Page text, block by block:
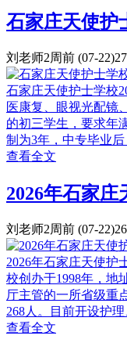
石家庄天使护
刘老师2周前 (07-22)
石家庄天使护士学校
医康复、眼视光配镜
的初三学生，要求年
制为3年，中专毕业
查看全文
2026年石家
刘老师2周前 (07-22)
2026年石家庄天使护
校创办于1998年，地
厅主管的一所省级重
268人。目前开设护
查看全文